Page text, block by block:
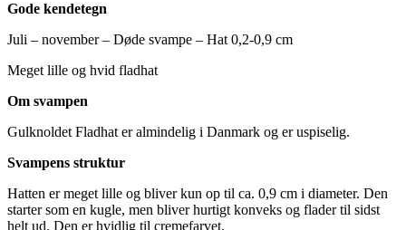
Gode kendetegn
Juli – november – Døde svampe – Hat 0,2-0,9 cm
Meget lille og hvid fladhat
Om svampen
Gulknoldet Fladhat er almindelig i Danmark og er uspiselig.
Svampens struktur
Hatten er meget lille og bliver kun op til ca. 0,9 cm i diameter. Den
starter som en kugle, men bliver hurtigt konveks og flader til sidst
helt ud. Den er hvidlig til cremefarvet.